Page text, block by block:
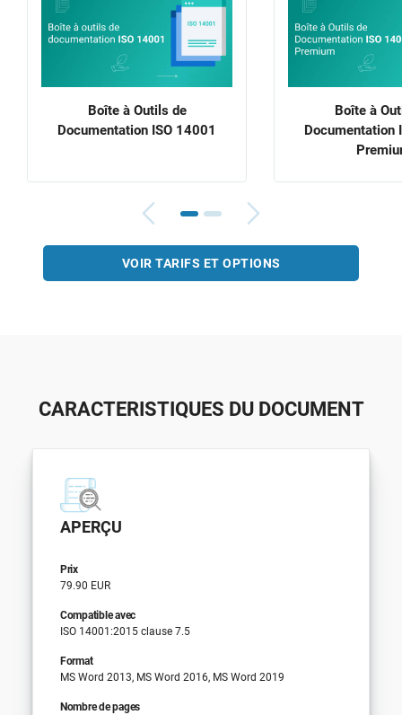
Boîte à Outils de
Documentation ISO 14001
Boîte à
Documentation
VOIR TARIFS ET OPTIONS
CARACTERISTIQUES DU DOCUMENT
APERÇU
Prix
79.90 EUR
Compatible avec
ISO 14001:2015 clause 7.5
Format
MS Word 2013, MS Word 2016, MS Word 2019
Nombre de pages